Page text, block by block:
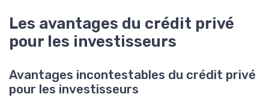
Les avantages du crédit privé
pour les investisseurs
Avantages incontestables du crédit privé
pour les investisseurs